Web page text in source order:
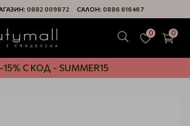
0882 009872 САЛОН: 0886 616467
0 0
-15% С КОД - SUMMER15